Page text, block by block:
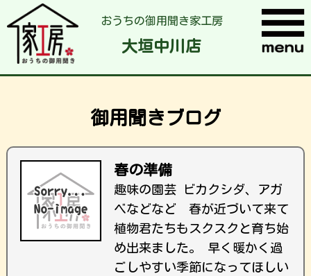
おうちの御用聞き家工房
大垣中川店
御用聞きブログ
春の準備
趣味の園芸 ビカクシダ、アガ
ベなどなど 春が近づいて来て
植物君たちもスクスクと育ち始
め出来ました。 早く暖かく過
ごしやすい季節になってほしい